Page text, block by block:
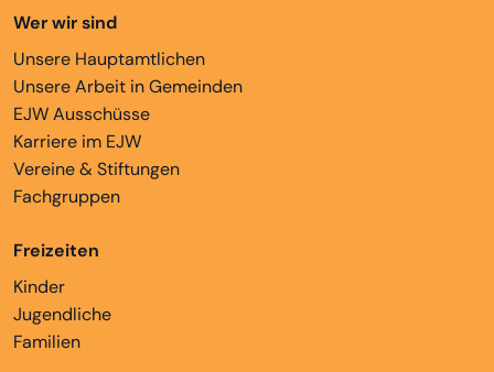
Wer wir sind
Unsere Hauptamtlichen
Unsere Arbeit in Gemeinden
EJW Ausschüsse
Karriere im EJW
Vereine & Stiftungen
Fachgruppen
Freizeiten
Kinder
Jugendliche
Familien